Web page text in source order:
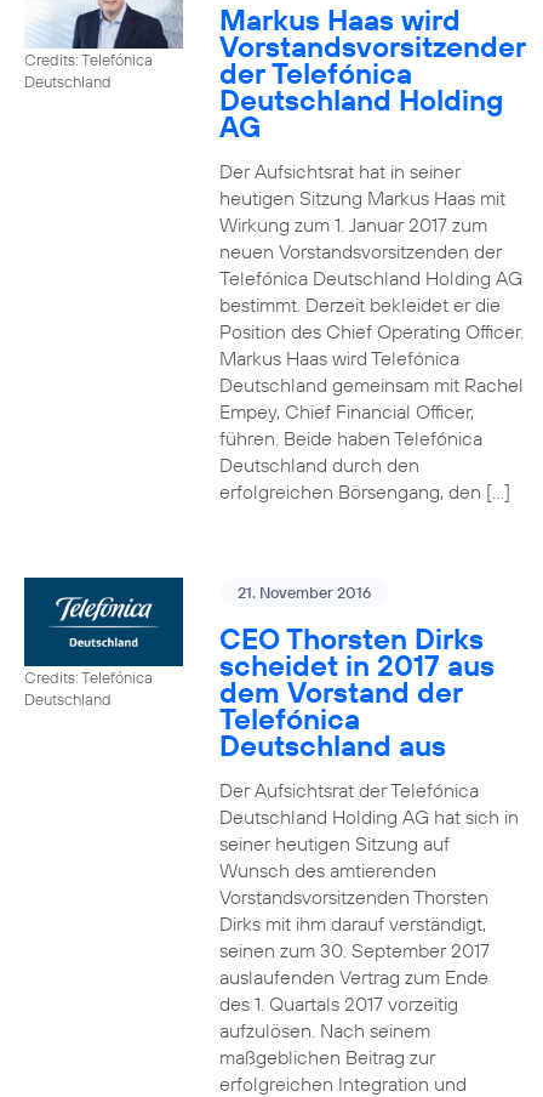
Credits: Telefónica
Deutschland
Markus Haas wird
Vorstandsvorsitzender
der Telefónica
Deutschland Holding
AG
Der Aufsichtsrat hat in seiner
heutigen Sitzung Markus Haas mit
Wirkung zum 1. Januar 2017 zum
neuen Vorstandsvorsitzenden der
Telefónica Deutschland Holding AG
bestimmt. Derzeit bekleidet er die
Position des Chief Operating Officer.
Markus Haas wird Telefónica
Deutschland gemeinsam mit Rachel
Empey, Chief Financial Officer,
führen. Beide haben Telefónica
Deutschland durch den
erfolgreichen Börsengang, den […]
Credits: Telefónica
Deutschland
21. November 2016
CEO Thorsten Dirks
scheidet in 2017 aus
dem Vorstand der
Telefónica
Deutschland aus
Der Aufsichtsrat der Telefónica
Deutschland Holding AG hat sich in
seiner heutigen Sitzung auf
Wunsch des amtierenden
Vorstandsvorsitzenden Thorsten
Dirks mit ihm darauf verständigt,
seinen zum 30. September 2017
auslaufenden Vertrag zum Ende
des 1. Quartals 2017 vorzeitig
aufzulösen. Nach seinem
maßgeblichen Beitrag zur
erfolgreichen Integration und